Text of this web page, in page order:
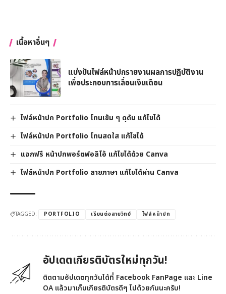
เนื้อหาอื่นๆ
แบ่งปันไฟล์หน้าปกรายงานผลการปฏิบัติงาน
เพื่อประกอบการเลื่อนเงินเดือน
ไฟล์หน้าปก Portfolio โทนเข้ม ๆ ดุดัน แก้ไขได้
ไฟล์หน้าปก Portfolio โทนสดใส แก้ไขได้
แจกฟรี หน้าปกพอร์ตฟอลิโอ้ แก้ไขได้ด้วย Canva
ไฟล์หน้าปก Portfolio สายภาษา แก้ไขได้ผ่าน Canva
TAGGED: PORTFOLIO เรียนต่อสายวิทย์ ไฟล์หน้าปก
อัปเดตเกียรติบัตรใหม่ทุกวัน!
ติดตามอัปเดตทุกวันได้ที่ Facebook FanPage และ Line
OA แล้วมาเก็บเกียรติบัตรดีๆ ไปด้วยกันนะครับ!